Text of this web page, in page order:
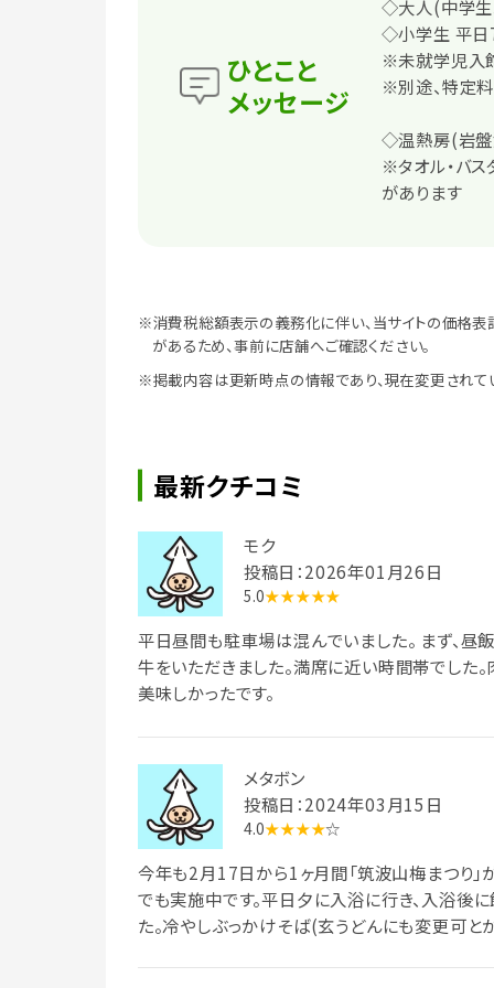
ひとこと
メッセージ
◇大人(中学生
◇小学生 平日
※未就学児入
※別途、特定
◇温熱房(岩盤
※タオル・バス
があります
※消費税総額表示の義務化に伴い、当サイトの価格
があるため、事前に店舗へご確認ください。
※掲載内容は更新時点の情報であり、現在変更されて
最新クチコミ
モク
投稿日：2026年01月26日
5.0★★★★★
平日昼間も駐車場は混んでいました。 まず、昼
牛をいただきました。満席に近い時間帯でした
美味しかったです。
メタボン
投稿日：2024年03月15日
4.0★★★★☆
今年も2月17日から1ヶ月間「筑波山梅まつり」
でも実施中です。平日夕に入浴に行き、入浴後
た。冷やしぶっかけそば(玄うどんにも変更可